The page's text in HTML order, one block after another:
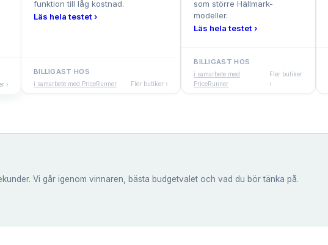
›
funktion till låg kostnad.
Läs hela testet ›
BILLIGAST HOS
i samarbete med PriceRunner Fler butiker ›
som större Hällmark-
modeller.
Läs hela testet ›
BILLIGAST HOS
i samarbete med
PriceRunner
Fler butiker
›
Vi går igenom vinnaren, bästa budgetvalet och vad du bör tänka på.